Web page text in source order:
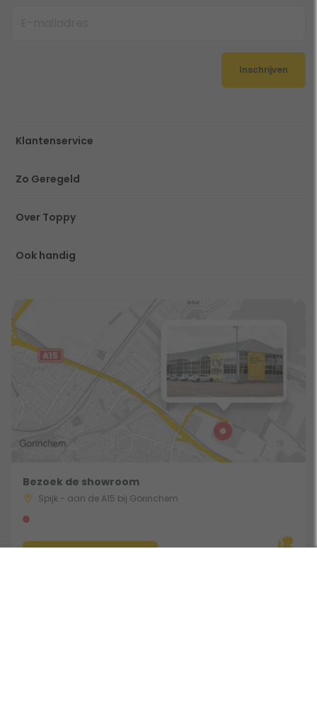
Inschrijven
Klantenservice
Zo Geregeld
Over Toppy
Ook handig
Bezoek de showroom
Spijk - aan de A15 bij Gorinchem